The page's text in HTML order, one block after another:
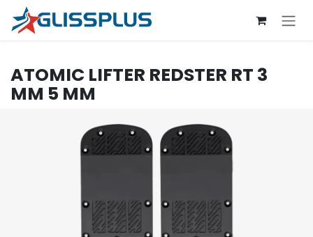
Se rendre au contenu
ATOMIC LIFTER REDSTER RT 3
MM 5 MM